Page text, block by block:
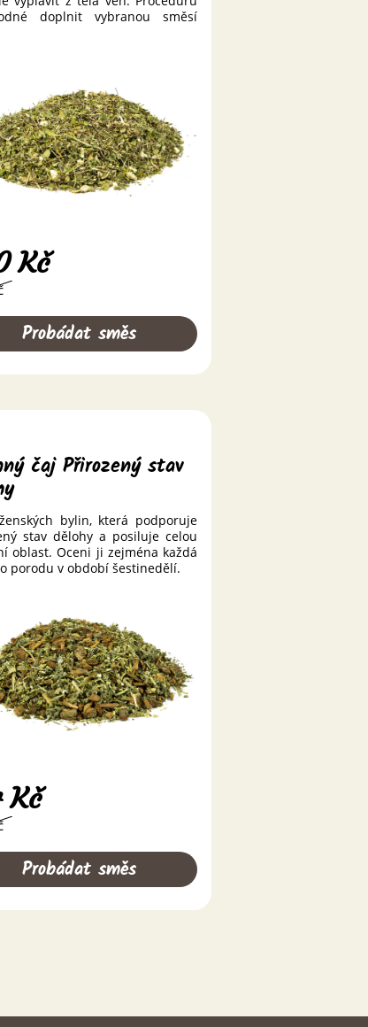
doplnit vybranou směsí
Kč
Probádat směs
čaj Přirozený stav
bylin, která podporuje
stav dělohy a posiluje celou
oblast. Oceni ji zejména každá
porodu v období šestinedělí.
Kč
Probádat směs